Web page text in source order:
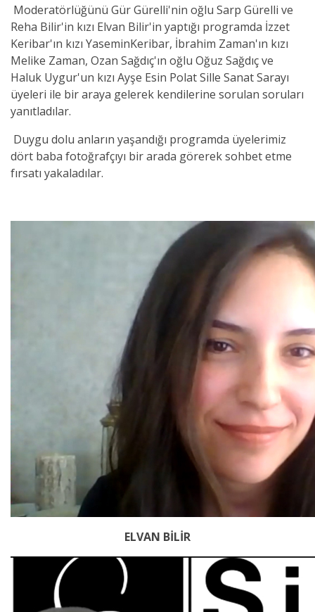
Moderatörlüğünü Gür Gürelli'nin oğlu Sarp Gürelli ve
Reha Bilir'in kızı Elvan Bilir'in yaptığı programda İzzet
Keribar'ın kızı YaseminKeribar, İbrahim Zaman'ın kızı
Melike Zaman, Ozan Sağdıç'ın oğlu Oğuz Sağdıç ve
Haluk Uygur'un kızı Ayşe Esin Polat Sille Sanat Sarayı
üyeleri ile bir araya gelerek kendilerine sorulan soruları
yanıtladılar.
Duygu dolu anların yaşandığı programda üyelerimiz
dört baba fotoğrafçıyı bir arada görerek sohbet etme
fırsatı yakaladılar.
ELVAN BİLİR